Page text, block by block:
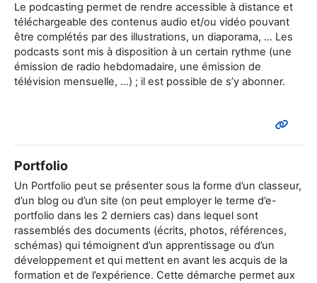
Le podcasting permet de rendre accessible à distance et
téléchargeable des contenus audio et/ou vidéo pouvant
être complétés par des illustrations, un diaporama, ... Les
podcasts sont mis à disposition à un certain rythme (une
émission de radio hebdomadaire, une émission de
télévision mensuelle, ...) ; il est possible de s’y abonner.
Portfolio
Un Portfolio peut se présenter sous la forme d’un classeur,
d’un blog ou d’un site (on peut employer le terme d’e-
portfolio dans les 2 derniers cas) dans lequel sont
rassemblés des documents (écrits, photos, références,
schémas) qui témoignent d’un apprentissage ou d’un
développement et qui mettent en avant les acquis de la
formation et de l’expérience. Cette démarche permet aux